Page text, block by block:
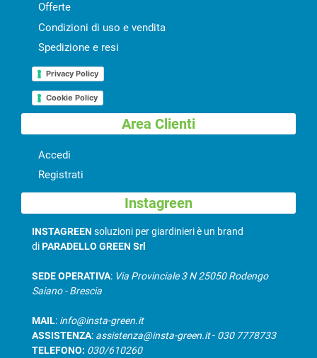
Offerte
Condizioni di uso e vendita
Spedizione e resi
Privacy Policy
Cookie Policy
Area Clienti
Accedi
Registrati
Instagreen
INSTAGREEN soluzioni per giardinieri è un brand
diPARADELLO GREEN Srl
SEDE OPERATIVA: Via Provinciale 3 N 25050 Rodengo
Saiano - Brescia
MAIL: info@insta-green.it
ASSISTENZA: assistenza@insta-green.it- 030 7778733
TELEFONO: 030/610260